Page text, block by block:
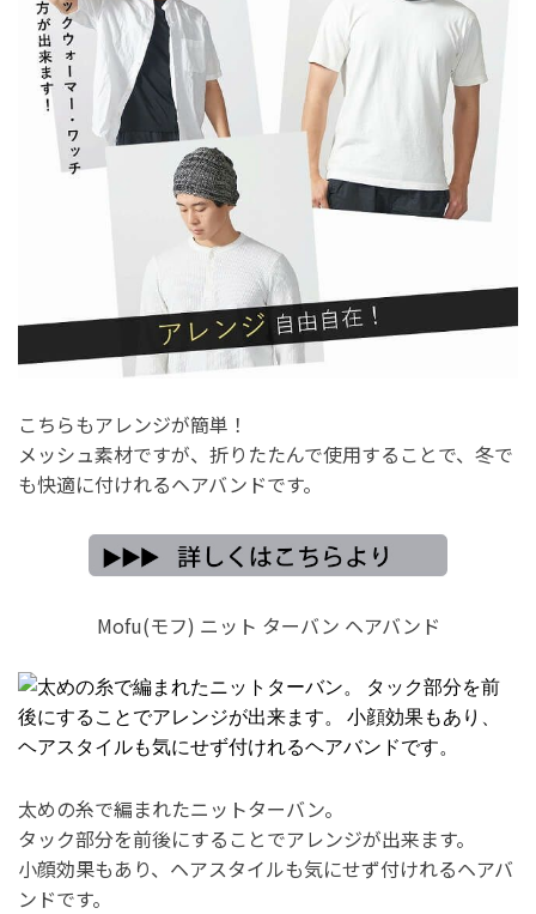
こちらもアレンジが簡単！
メッシュ素材ですが、折りたたんで使用することで、冬で
も快適に付けれるヘアバンドです。
Mofu(モフ) ニット ターバン ヘアバンド
太めの糸で編まれたニットターバン。
タック部分を前後にすることでアレンジが出来ます。
小顔効果もあり、ヘアスタイルも気にせず付けれるヘアバ
ンドです。